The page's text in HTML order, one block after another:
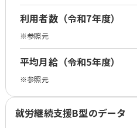
利用者数（令和7年度）
※参照元
平均月給（令和5年度）
※参照元
就労継続支援B型のデータ